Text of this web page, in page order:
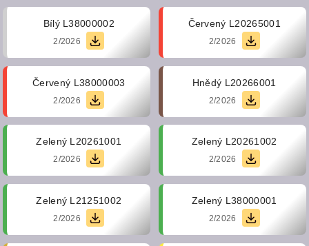
Bílý L38000002
2/2026
Červený L20265001
2/2026
Červený L38000003
2/2026
Hnědý L20266001
2/2026
Zelený L20261001
2/2026
Zelený L20261002
2/2026
Zelený L21251002
2/2026
Zelený L38000001
2/2026